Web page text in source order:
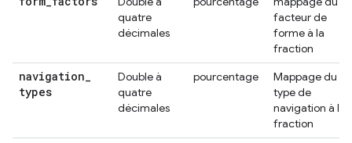
quatre
décimales
facteur de
forme à la
fraction
navigation_
types
Double à
quatre
décimales
pourcentage
Mappage du
type de
navigation à la
fraction